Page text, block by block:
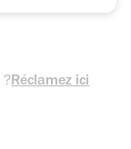
?Réclamez ici